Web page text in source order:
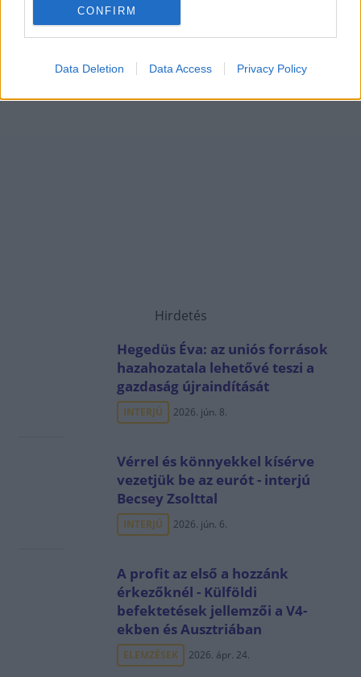
CONFIRM
Data Deletion Data Access Privacy Policy
Hirdetés
Hegedüs Éva: az uniós források
hazahozatala lehetővé teszi a
gazdaság újraindítását
INTERJÚ 2026. jún. 8.
Vérrel és könnyekkel kísérve
vezetjük be az eurót - interjú
Becsey Zsolttal
INTERJÚ 2026. jún. 6.
A profit az első a hozzánk
érkezőknél - Külföldi
befektetések jellemzői a V4-
ekben és Ausztriában
ELEMZÉSEK 2026. ápr. 24.